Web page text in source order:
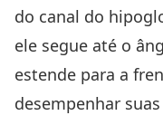
do canal do
ele segue até o
estende para a
desempenhar